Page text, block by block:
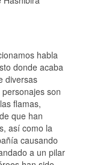
habla
donde acaba
diversas
son
flamas,
que han
así como la
causando
a un pilar